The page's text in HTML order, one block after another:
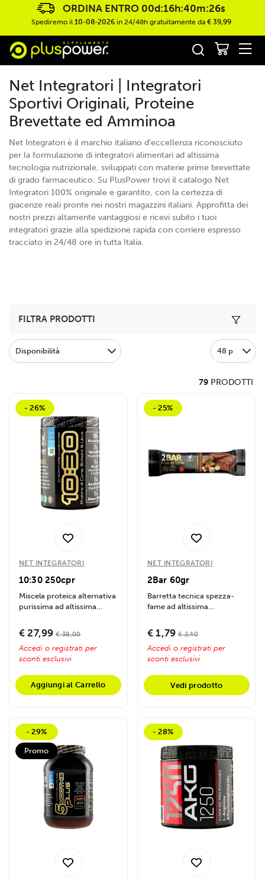
ORDINA ENTRO 00d:16h:40m:25s
Spediremo il 10-08-2026in 24/48h gratuitamente da € 39,99
Net Integratori | Integratori
Sportivi Originali, Proteine
Brevettate ed Amminoa
Net Integratori è il marchio italiano d'eccellenza riconosciuto
per la formulazione di integratori alimentari ad altissima
tecnologia nutrizionale, sviluppati con materie prime brevettate
di grado farmaceutico. Su PlusPower trovi il catalogo Net
Integratori 100% originale e garantito, con la certezza di
giacenze reali pronte nei nostri magazzini italiani. Approfitta dei
nostri prezzi altamente vantaggiosi e ricevi subito i tuoi
integratori grazie alla spedizione rapida con corriere espresso
tracciato in 24/48 ore in tutta Italia.
Toggle
FILTRA PRODOTTI
Disponibilità 48 p
79 PRODOTTI
- 26%
NET INTEGRATORI
10:30 250cpr
Miscela proteica alternativa
purissima ad altissima
€ 27,99 € 38,00
Accedi o registrati per
sconti esclusivi
Aggiungi al Carrello
- 25%
NET INTEGRATORI
2Bar 60gr
Barretta tecnica spezza-
fame ad altissima
(50%). Fornisce un...
€ 1,79 € 2,40
Accedi o registrati per
sconti esclusivi
Vedi prodotto
- 29%
Promo
- 28%